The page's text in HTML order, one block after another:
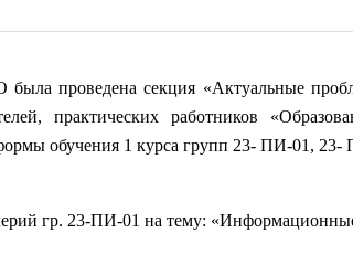
проведена секция «Актуальные
практических работников
обучения 1 курса групп 23- ПИ-01,
гр. 23-ПИ-01 на тему: